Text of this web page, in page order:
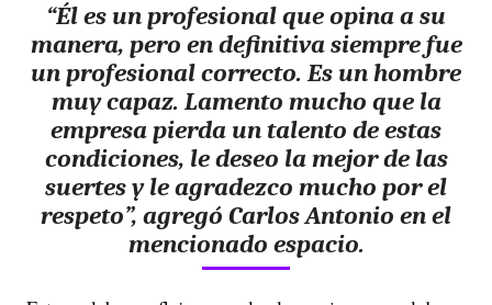
“Él es un profesional que opina a su
manera, pero en definitiva siempre fue
un profesional correcto. Es un hombre
muy capaz. Lamento mucho que la
empresa pierda un talento de estas
condiciones, le deseo la mejor de las
suertes y le agradezco mucho por el
respeto”, agregó Carlos Antonio en el
mencionado espacio.